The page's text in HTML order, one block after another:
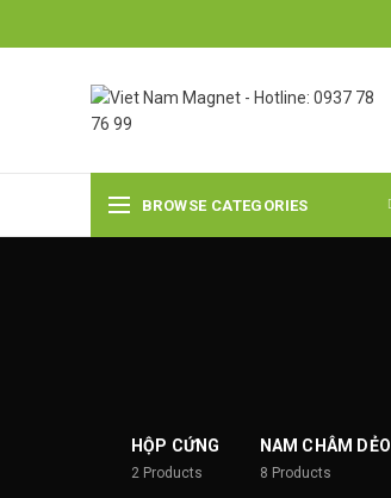
BROWSE CATEGORIES
HỘP CỨNG
2 Products
NAM CHÂM DẺO
8 Products